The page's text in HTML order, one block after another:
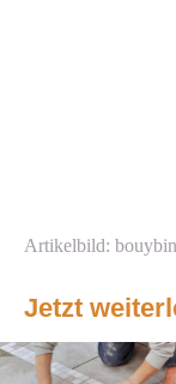
Artikelbild:
Jetzt